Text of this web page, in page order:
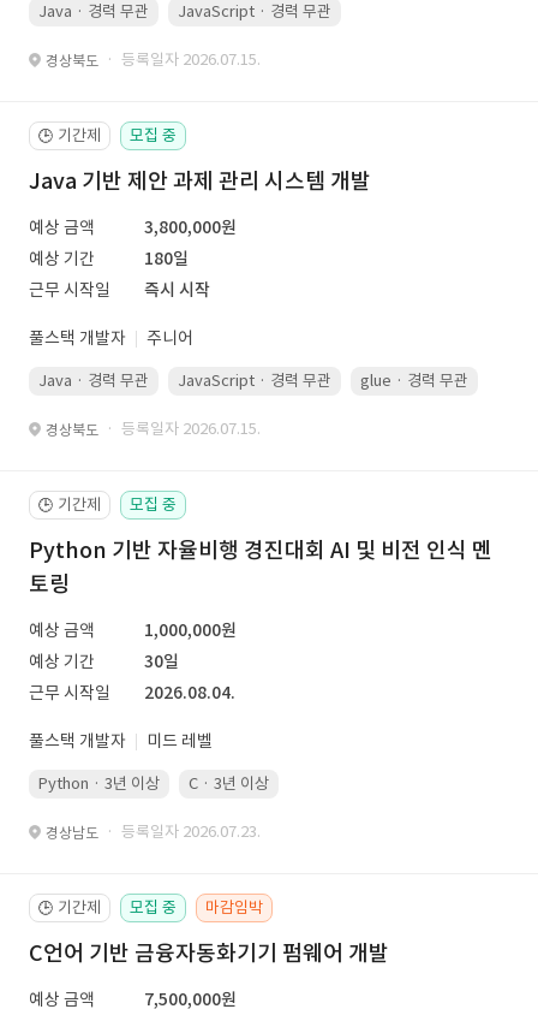
Java · 경력 무관 JavaScript · 경력 무관
경상북도 · 등록일자 2026.07.15.
🕒 기간제 모집 중
Java 기반 제안 과제 관리 시스템 개발
예상 금액
3,800,000원
예상 기간
180일
근무 시작일
즉시 시작
풀스택 개발자 주니어
Java · 경력 무관 JavaScript · 경력 무관 glue · 경력 무관
경상북도 · 등록일자 2026.07.15.
🕒 기간제 모집 중
Python 기반 자율비행 경진대회 AI 및 비전 인식 멘
토링
예상 금액
1,000,000원
예상 기간
30일
근무 시작일
2026.08.04.
풀스택 개발자 미드 레벨
Python · 3년 이상 C · 3년 이상
경상남도 · 등록일자 2026.07.23.
🕒 기간제 모집 중 마감임박
C언어 기반 금융자동화기기 펌웨어 개발
예상 금액
7,500,000원